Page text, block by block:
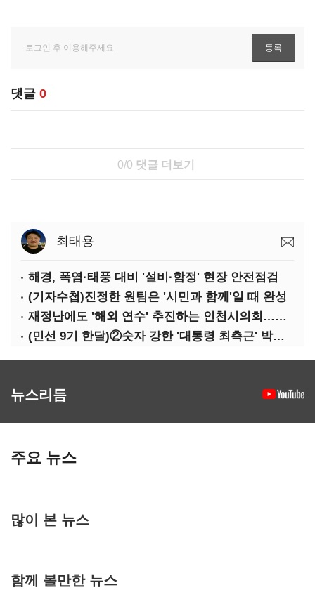
댓글 0
0/0 댓글 더보기
최태용
해경, 폭염·태풍 대비 '설비·함정' 현장 안전점검
(기자수첩)진정한 원팀은 '시민과 함께'일 때 완성
재정난에도 '해외 연수' 추진하는 인천시의회…경기·부산은 중단
(민선 9기 한달)②숫자 강한 '대통령 최측근' 박찬대…시험대 오른 인천행정
뉴스리듬
주요 뉴스
많이 본 뉴스
함께 볼만한 뉴스